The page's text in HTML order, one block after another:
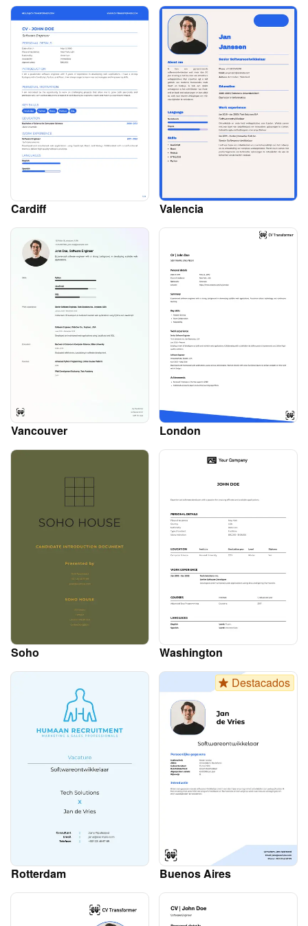
Cardiff Valencia
Vancouver London
Soho Washington
Rotterdam
Destacados
Buenos Aires